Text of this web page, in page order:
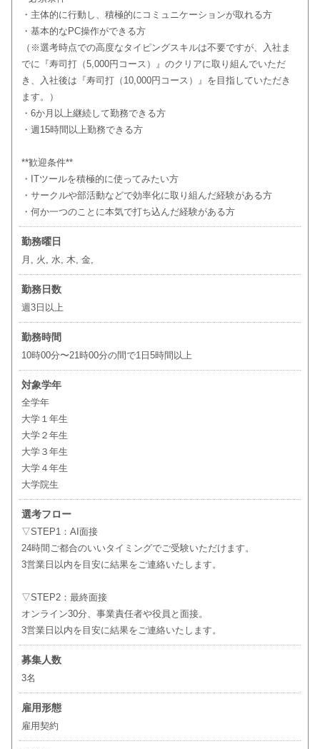
・主体的に行動し、積極的にコミュニケーションが取れる方
・基本的なPC操作ができる方
（※選考時点での高度なタイピングスキルは不要ですが、入社ま
でに『寿司打（5,000円コース）』のクリアに取り組んでいただ
き、入社後は『寿司打（10,000円コース）』を目指していただき
ます。）
・6か月以上継続して勤務できる方
・週15時間以上勤務できる方
**歓迎条件**
・ITツールを積極的に使ってみたい方
・サークルや部活動などで効率化に取り組んだ経験がある方
・何か一つのことに本気で打ち込んだ経験がある方
勤務曜日
月, 火, 水, 木, 金,
勤務日数
週3日以上
勤務時間
10時00分〜21時00分の間で1日5時間以上
対象学年
全学年
大学１年生
大学２年生
大学３年生
大学４年生
大学院生
選考フロー
▽STEP1：AI面接
24時間ご都合のいいタイミングでご受験いただけます。
3営業日以内を目安に結果をご連絡いたします。
▽STEP2：最終面接
オンライン30分、事業責任者や役員と面接。
3営業日以内を目安に結果をご連絡いたします。
募集人数
3名
雇用形態
雇用契約